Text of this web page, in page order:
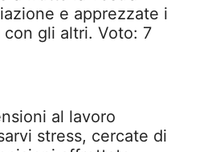
e apprezzate i
gli altri. Voto: 7
al lavoro
stress, cercate di